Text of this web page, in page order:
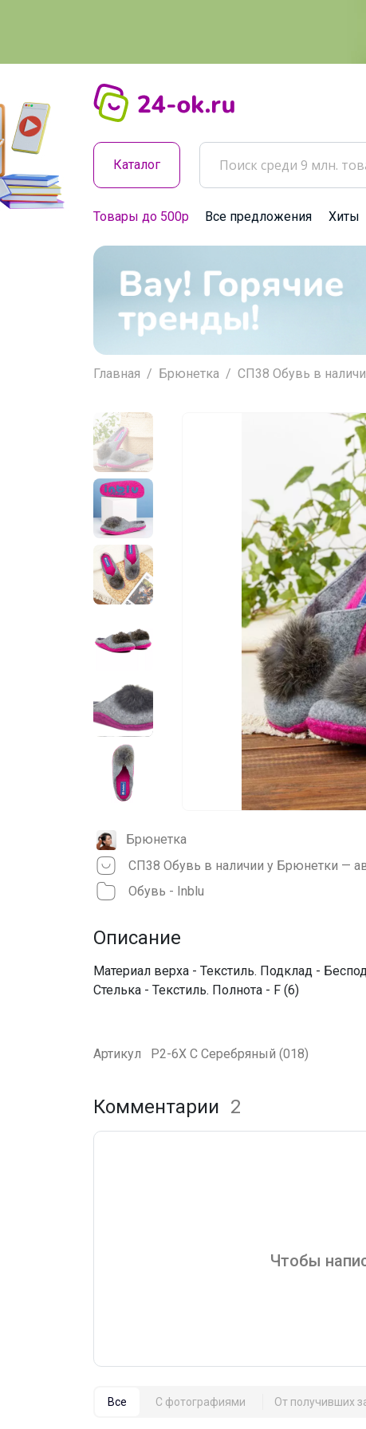
Каталог
Товары до 500р Все предложения Хиты
Главная Брюнетка СП38 Обувь в
Брюнетка
СП38 Обувь в наличии у Брюнетки —
Обувь - Inblu
Описание
Материал верха - Текстиль. Подклад -
Стелька - Текстиль. Полнота - F (6)
Артикул P2-6X С Серебряный (018)
Комментарии 2
Чтобы
Все С фотографиями От получивших